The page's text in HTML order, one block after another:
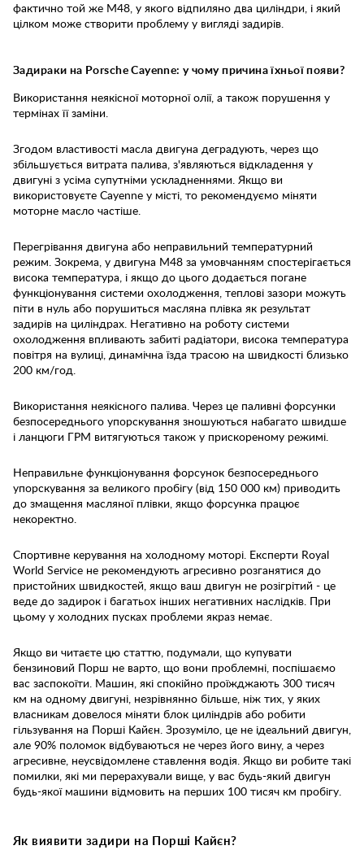
фактично той же M48, у якого відпиляно два циліндри, і який
цілком може створити проблему у вигляді задирів.
Задираки на Porsche Cayenne: у чому причина їхньої появи?
Використання неякісної моторної олії, а також порушення у
термінах її заміни.
Згодом властивості масла двигуна деградують, через що
збільшується витрата палива, з'являються відкладення у
двигуні з усіма супутніми ускладненнями. Якщо ви
використовуєте Cayenne у місті, то рекомендуємо міняти
моторне масло частіше.
Перегрівання двигуна або неправильний температурний
режим. Зокрема, у двигуна M48 за умовчанням спостерігається
висока температура, і якщо до цього додається погане
функціонування системи охолодження, теплові зазори можуть
піти в нуль або порушиться масляна плівка як результат
задирів на циліндрах. Негативно на роботу системи
охолодження впливають забиті радіатори, висока температура
повітря на вулиці, динамічна їзда трасою на швидкості близько
200 км/год.
Використання неякісного палива. Через це паливні форсунки
безпосереднього упорскування зношуються набагато швидше
і ланцюги ГРМ витягуються також у прискореному режимі.
Неправильне функціонування форсунок безпосереднього
упорскування за великого пробігу (від 150 000 км) приводить
до змащення масляної плівки, якщо форсунка працює
некоректно.
Спортивне керування на холодному моторі. Експерти Royal
World Service не рекомендують агресивно розганятися до
пристойних швидкостей, якщо ваш двигун не розігрітий - це
веде до задирок і багатьох інших негативних наслідків. При
цьому у холодних пусках проблеми якраз немає.
Якщо ви читаєте цю статтю, подумали, що купувати
бензиновий Порш не варто, що вони проблемні, поспішаємо
вас заспокоїти. Машин, які спокійно проїжджають 300 тисяч
км на одному двигуні, незрівнянно більше, ніж тих, у яких
власникам довелося міняти блок циліндрів або робити
гільзування на Порші Кайєн. Зрозуміло, це не ідеальний двигун,
але 90% поломок відбуваються не через його вину, а через
агресивне, неусвідомлене ставлення водія. Якщо ви робите такі
помилки, які ми перерахували вище, у вас будь-який двигун
будь-якої машини відмовить на перших 100 тисяч км пробігу.
Як виявити задири на Порші Кайєн?